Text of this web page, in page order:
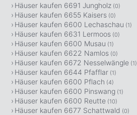
Häuser kaufen 6691 Jungholz (0)
Häuser kaufen 6655 Kaisers (0)
Häuser kaufen 6600 Lechaschau (1)
Häuser kaufen 6631 Lermoos (0)
Häuser kaufen 6600 Musau (1)
Häuser kaufen 6622 Namlos (0)
Häuser kaufen 6672 Nesselwängle (1)
Häuser kaufen 6644 Pfafflar (1)
Häuser kaufen 6600 Pflach (4)
Häuser kaufen 6600 Pinswang (1)
Häuser kaufen 6600 Reutte (10)
Häuser kaufen 6677 Schattwald (0)